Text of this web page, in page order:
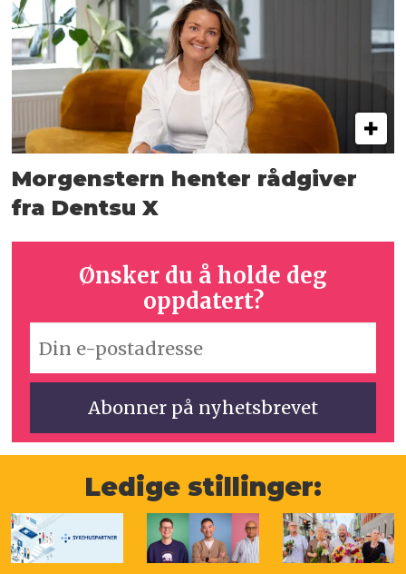
Morgenstern henter rådgiver
fra Dentsu X
Ønsker du å holde deg
oppdatert?
Ledige stillinger: